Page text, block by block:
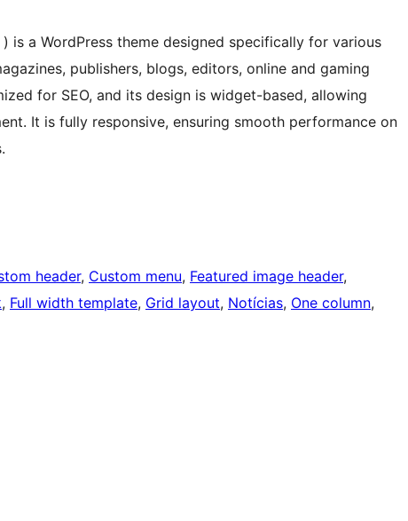
is a WordPress theme designed specifically for various
publishers, blogs, editors, online and gaming
for SEO, and its design is widget-based, allowing
It is fully responsive, ensuring smooth performance on
header, Custom menu, Featured image header
, Full width template, Grid layout, Notícias, One column